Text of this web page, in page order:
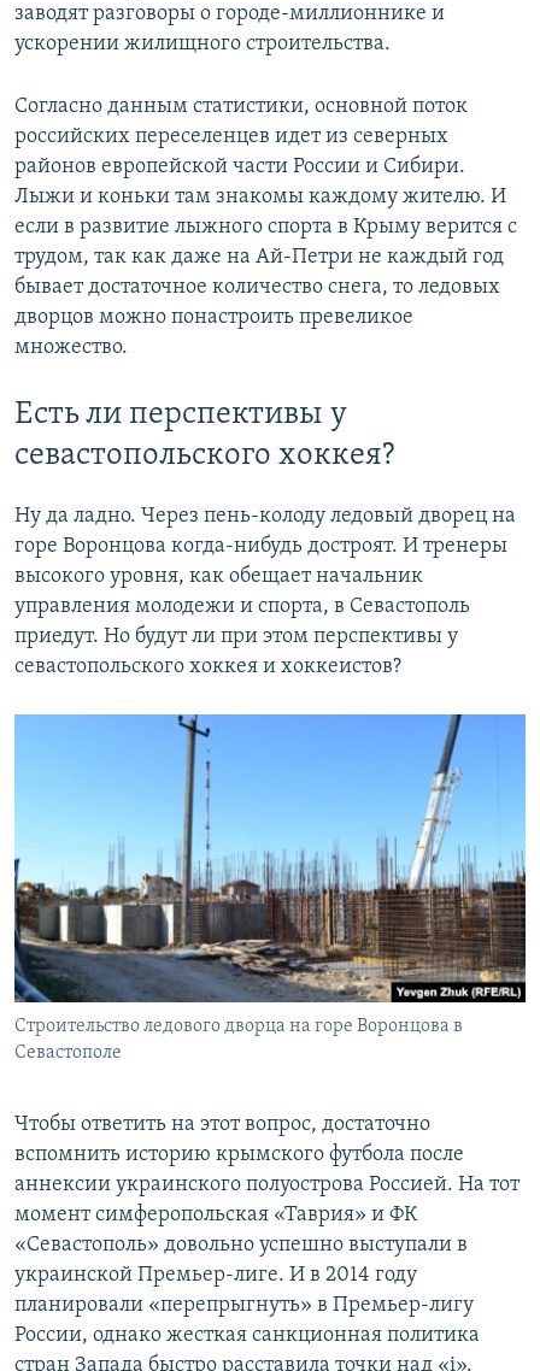
заводят разговоры о городе-миллионнике и
ускорении жилищного строительства.
Согласно данным статистики, основной поток
российских переселенцев идет из северных
районов европейской части России и Сибири.
Лыжи и коньки там знакомы каждому жителю. И
если в развитие лыжного спорта в Крыму верится с
трудом, так как даже на Ай-Петри не каждый год
бывает достаточное количество снега, то ледовых
дворцов можно понастроить превеликое
множество.
Есть ли перспективы у
севастопольского хоккея?
Ну да ладно. Через пень-колоду ледовый дворец на
горе Воронцова когда-нибудь достроят. И тренеры
высокого уровня, как обещает начальник
управления молодежи и спорта, в Севастополь
приедут. Но будут ли при этом перспективы у
севастопольского хоккея и хоккеистов?
Строительство ледового дворца на горе Воронцова в
Севастополе
Чтобы ответить на этот вопрос, достаточно
вспомнить историю крымского футбола после
аннексии украинского полуострова Россией. На тот
момент симферопольская «Таврия» и ФК
«Севастополь» довольно успешно выступали в
украинской Премьер-лиге. И в 2014 году
планировали «перепрыгнуть» в Премьер-лигу
России, однако жесткая санкционная политика
стран Запада быстро расставила точки над «i».